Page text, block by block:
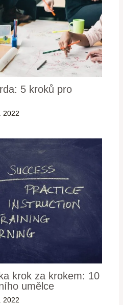
5 kroků pro
2022
krok za krokem: 10
umělce
2022